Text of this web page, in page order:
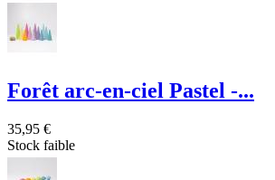
Forêt arc-en-ciel Pastel -...
35,95 €
Stock faible